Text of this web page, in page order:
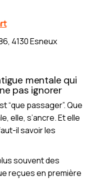
4130 Esneux
mentale qui
pas ignorer
“que passager”. Que
elle, s’ancre. Et elle
il savoir les
souvent des
reçues en première